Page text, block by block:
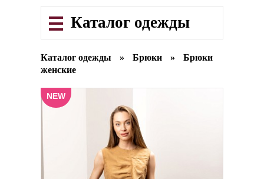
Каталог одежды
Каталог одежды » Брюки » Брюки
женские
NEW